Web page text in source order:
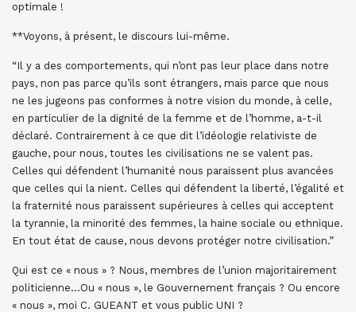
optimale !
**Voyons, à présent, le discours lui-même.
“Il y a des comportements, qui n’ont pas leur place dans notre
pays, non pas parce qu’ils sont étrangers, mais parce que nous
ne les jugeons pas conformes à notre vision du monde, à celle,
en particulier de la dignité de la femme et de l’homme, a-t-il
déclaré. Contrairement à ce que dit l’idéologie relativiste de
gauche, pour nous, toutes les civilisations ne se valent pas.
Celles qui défendent l’humanité nous paraissent plus avancées
que celles qui la nient. Celles qui défendent la liberté, l’égalité et
la fraternité nous paraissent supérieures à celles qui acceptent
la tyrannie, la minorité des femmes, la haine sociale ou ethnique.
En tout état de cause, nous devons protéger notre civilisation.”
Qui est ce « nous » ? Nous, membres de l’union majoritairement
politicienne…Ou « nous », le Gouvernement français ? Ou encore
« nous », moi C. GUEANT et vous public UNI ?